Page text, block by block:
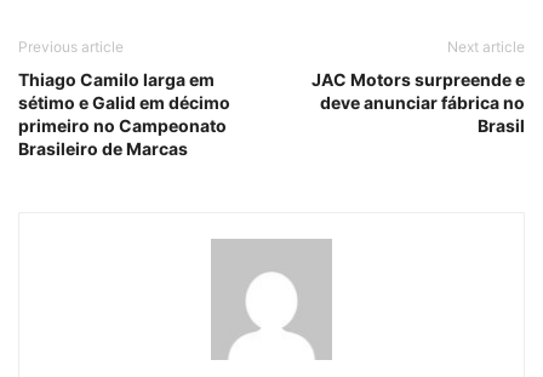
Previous article
Thiago Camilo larga em
sétimo e Galid em décimo
primeiro no Campeonato
Brasileiro de Marcas
Next article
JAC Motors surpreende e
deve anunciar fábrica no
Brasil